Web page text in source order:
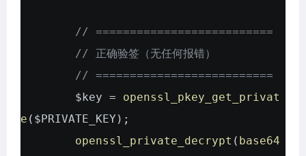
// ==========================
// 正确验签（无任何报错）
// ==========================
$key = openssl_pkey_get_privat
e ( $PRIVATE_KEY );
openssl_private_decrypt ( base64